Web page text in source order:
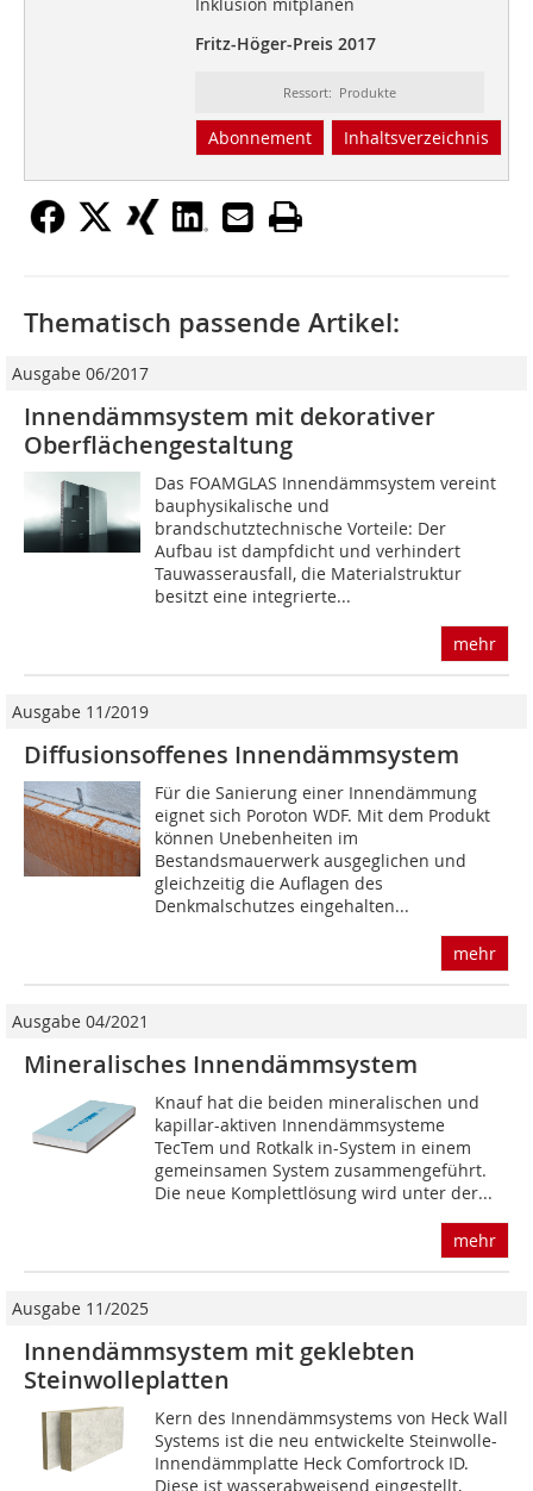
Inklusion mitplanen
Fritz-Höger-Preis 2017
Ressort: Produkte
Abonnement Inhaltsverzeichnis
Thematisch passende Artikel:
Ausgabe 06/2017
Innendämmsystem mit dekorativer
Oberflächengestaltung
Das FOAMGLAS Innendämmsystem vereint
bauphysikalische und
brandschutztechnische Vorteile: Der
Aufbau ist dampfdicht und verhindert
Tauwasserausfall, die Materialstruktur
besitzt eine integrierte...
mehr
Ausgabe 11/2019
Diffusionsoffenes Innendämmsystem
Für die Sanierung einer Innendämmung
eignet sich Poroton WDF. Mit dem Produkt
können Unebenheiten im
Bestandsmauerwerk ausgeglichen und
gleichzeitig die Auflagen des
Denkmalschutzes eingehalten...
mehr
Ausgabe 04/2021
Mineralisches Innendämmsystem
Knauf hat die beiden mineralischen und
kapillar-aktiven Innendämmsysteme
TecTem und Rotkalk in-System in einem
gemeinsamen System zusammengeführt.
Die neue Komplettlösung wird unter der...
mehr
Ausgabe 11/2025
Innendämmsystem mit geklebten
Steinwolleplatten
Kern des Innendämmsystems von Heck Wall
Systems ist die neu entwickelte Steinwolle-
Innendämmplatte Heck Comfortrock ID.
Diese ist ­wasserabweisend eingestellt,